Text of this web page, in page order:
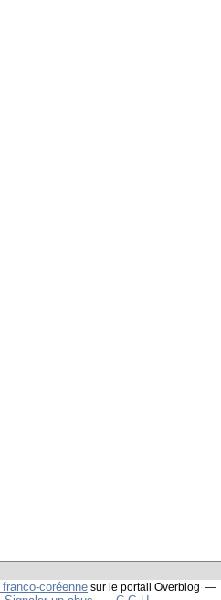
coréenne sur le portail Overblog